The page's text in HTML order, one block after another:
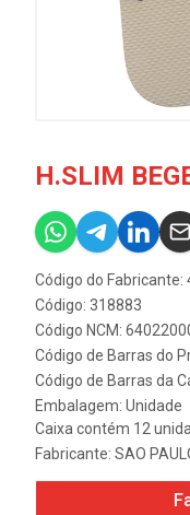
H.SLIM
Código do
Código: 318883
Código NCM:
Código de Barras do
Código de Barras da
Embalagem: Unidade
Caixa contém 12
Fabricante: SAO